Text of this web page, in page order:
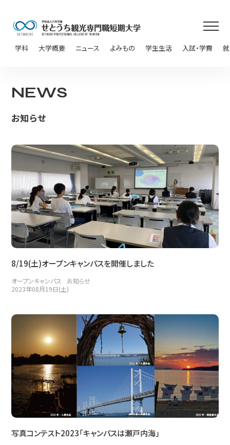
学科 大学概要 ニュース よみもの 学生生活 入試・学費
NEWS
お知らせ
8/19(土)オープンキャンパスを開催しました
オープンキャンパス
お知らせ
2023年08月19日(土)
写真コンテスト2023「キャンパスは瀬戸内海」